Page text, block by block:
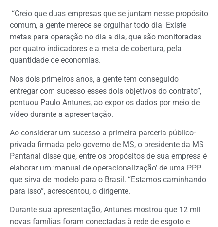
“Creio que duas empresas que se juntam nesse propósito
comum, a gente merece se orgulhar todo dia. Existe
metas para operação no dia a dia, que são monitoradas
por quatro indicadores e a meta de cobertura, pela
quantidade de economias.
Nos dois primeiros anos, a gente tem conseguido
entregar com sucesso esses dois objetivos do contrato”,
pontuou Paulo Antunes, ao expor os dados por meio de
vídeo durante a apresentação.
Ao considerar um sucesso a primeira parceria público-
privada firmada pelo governo de MS, o presidente da MS
Pantanal disse que, entre os propósitos de sua empresa é
elaborar um ‘manual de operacionalização’ de uma PPP
que sirva de modelo para o Brasil. “Estamos caminhando
para isso”, acrescentou, o dirigente.
Durante sua apresentação, Antunes mostrou que 12 mil
novas famílias foram conectadas à rede de esgoto e